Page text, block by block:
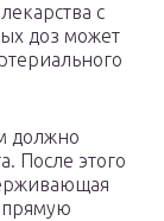
с
доз может
должно
После этого